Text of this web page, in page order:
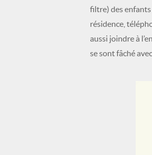
filtre) des enfants
résidence,
aussi joindre à
se sont fâché